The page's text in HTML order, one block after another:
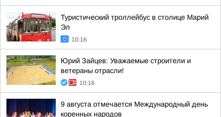
Туристический троллейбус в столице Марий
Эл
10:16
Юрий Зайцев: Уважаемые строители и
ветераны отрасли!
10:16
9 августа отмечается Международный день
коренных народов